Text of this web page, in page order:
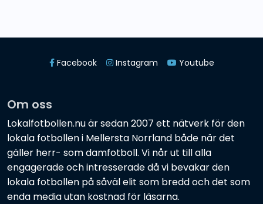
Facebook Instagram Youtube
Om oss
Lokalfotbollen.nu är sedan 2007 ett nätverk för den
lokala fotbollen i Mellersta Norrland både när det
gäller herr- som damfotboll. Vi når ut till alla
engagerade och intresserade då vi bevakar den
lokala fotbollen på såväl elit som bredd och det som
enda media utan kostnad för läsarna.